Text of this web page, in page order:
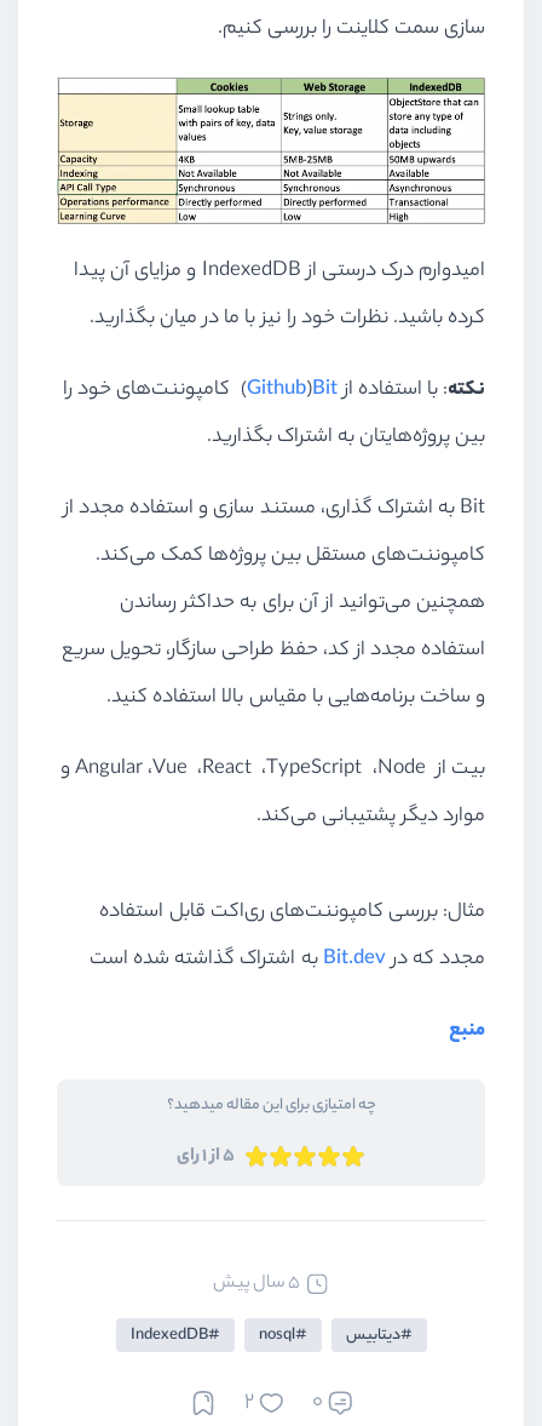
سازی سمت کلاینت را بررسی کنیم.
امیدوارم درک درستی ازIndexedDB و مزایای آن پیدا
کرده باشید. نظرات خود را نیز با ما در میان بگذارید.
نکته: با استفاده ازBit
(Github)
کامپوننت‌های خود را
بین پروژه‌هایتان به اشتراک بگذارید.
Bitبه اشتراک گذاری، مستند سازی و استفاده مجدد از
کامپوننت‌های مستقل بین پروژه‌ها کمک می‌کند.
همچنین می‌توانید از آن برای به حداکثر رساندن
استفاده مجدد از کد، حفظ طراحی سازگار، تحویل سریع
و ساخت برنامه‌هایی با مقیاس بالا استفاده کنید.
بیت از Node، TypeScript، React، Vue،Angularو
موارد دیگر پشتیبانی می‌کند.
مثال: بررسی کامپوننت‌های ری‌اکت قابل استفاده
مجدد که درBit.devبه اشتراک گذاشته شده است
منبع
چه امتیازی برای این مقاله میدهید؟
5 از 1 رای
5 سال پیش
دیتابیس nosql
IndexedDB
0
2